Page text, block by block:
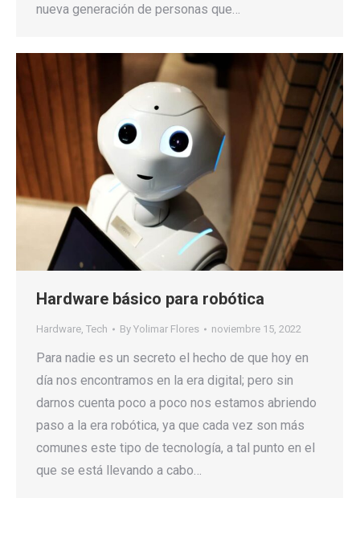
nueva generación de personas que…
Hardware básico para robótica
Hardware, Tech By Yolimar Flores noviembre 15, 2022
Para nadie es un secreto el hecho de que hoy en
día nos encontramos en la era digital; pero sin
darnos cuenta poco a poco nos estamos abriendo
paso a la era robótica, ya que cada vez son más
comunes este tipo de tecnología, a tal punto en el
que se está llevando a cabo…